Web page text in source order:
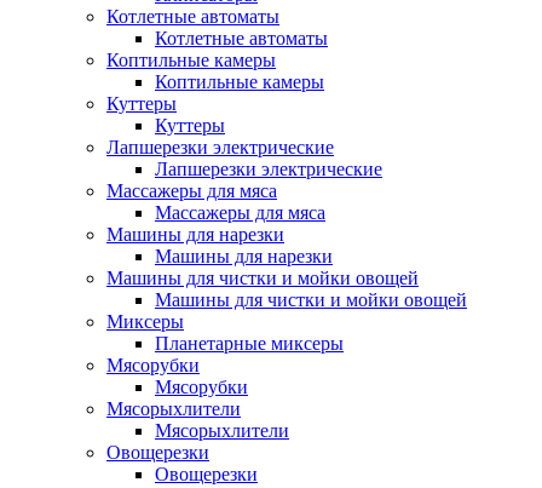
Котлетные автоматы
Котлетные автоматы
Коптильные камеры
Коптильные камеры
Куттеры
Куттеры
Лапшерезки электрические
Лапшерезки электрические
Массажеры для мяса
Массажеры для мяса
Машины для нарезки
Машины для нарезки
Машины для чистки и мойки овощей
Машины для чистки и мойки овощей
Миксеры
Планетарные миксеры
Мясорубки
Мясорубки
Мясорыхлители
Мясорыхлители
Овощерезки
Овощерезки